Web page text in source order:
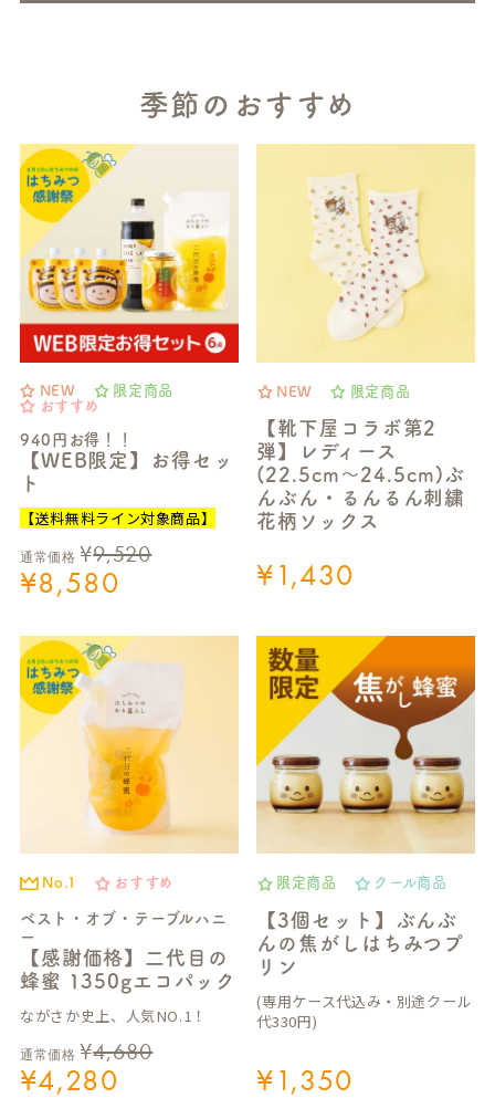
季節のおすすめ
NEW
限定商品
おすすめ
940円お得！！
【WEB限定】お得セッ
ト
【送料無料ライン対象商品】
通常価格 ¥9,520
¥8,580
NEW 限定商品
【靴下屋コラボ第2
弾】レディース
(22.5cm～24.5cm)ぶ
んぶん・るんるん刺繍
花柄ソックス
¥1,430
No.1 おすすめ
ベスト・オブ・テーブルハニ
ー
【感謝価格】二代目の
蜂蜜 1350gエコパック
ながさか史上、人気NO.1！
通常価格 ¥4,680
¥4,280
限定商品 クール商品
【3個セット】ぶんぶ
んの焦がしはちみつプ
リン
(専用ケース代込み・別途クール
代330円)
¥1,350